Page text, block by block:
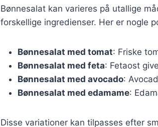
Bønnesalat kan varieres på utallige
forskellige ingredienser. Her er nogle
Bønnesalat med tomat: Friske
Bønnesalat med feta: Fetaost
Bønnesalat med avocado:
Bønnesalat med edamame:
Disse variationer kan tilpasses efter